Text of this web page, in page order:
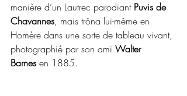
manière d’un Lautrec parodiant Puvis de
Chavannes, mais trôna lui-même en
Homère dans une sorte de tableau vivant,
photographié par son ami Walter
Barnes en 1885.